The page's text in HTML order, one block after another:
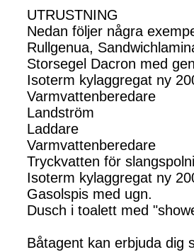
UTRUSTNING
Nedan följer några
Rullgenua,
Storsegel Dacron med
Isoterm kylaggregat ny
Varmvattenberedare
Landström
Laddare
Varmvattenberedare
Tryckvatten för
Isoterm kylaggregat ny
Gasolspis med ugn.
Dusch i toalett med
Båtagent kan erbjuda dig